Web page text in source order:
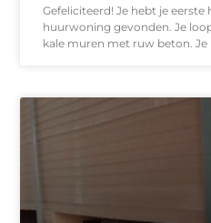
Gefeliciteerd! Je hebt je
huurwoning gevonden. Je
kale muren met ruw beton. Je